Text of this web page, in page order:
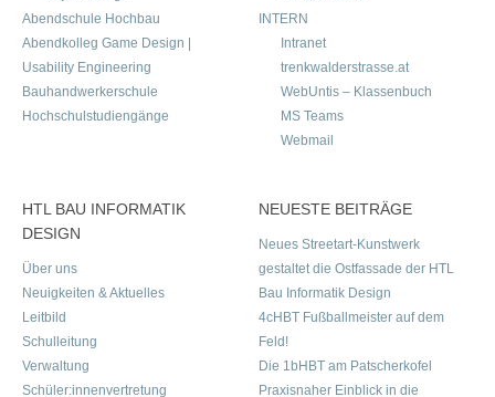
Abendschule Hochbau
Abendkolleg Game Design |
Usability Engineering
Bauhandwerkerschule
Hochschulstudiengänge
INTERN
Intranet
trenkwalderstrasse.at
WebUntis – Klassenbuch
MS Teams
Webmail
HTL BAU INFORMATIK
DESIGN
Über uns
Neuigkeiten & Aktuelles
Leitbild
Schulleitung
Verwaltung
Schüler:innenvertretung
NEUESTE BEITRÄGE
Neues Streetart-Kunstwerk
gestaltet die Ostfassade der HTL
Bau Informatik Design
4cHBT Fußballmeister auf dem
Feld!
Die 1bHBT am Patscherkofel
Praxisnaher Einblick in die